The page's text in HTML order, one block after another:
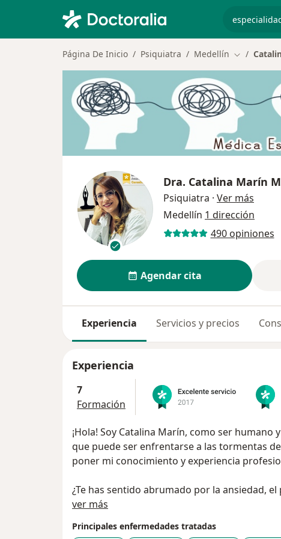
Página De Inicio Psiquiatra Medellín Cambiar
Dra. Catalina Marín
Psiquiatra · Ver más
Medellín 1 dirección
490 opiniones
Agendar cita
Experiencia Servicios y precios
Experiencia
7
Formación
¡Hola! Soy Catalina Marín, como ser
que puede ser enfrentarse a las tormentas
poner mi conocimiento y experiencia
¿Te has sentido abrumado por la ansiedad,
te roba noches de sueño reparador?
acompañado a muchas personas en la
ver más
Principales enfermedades tratadas